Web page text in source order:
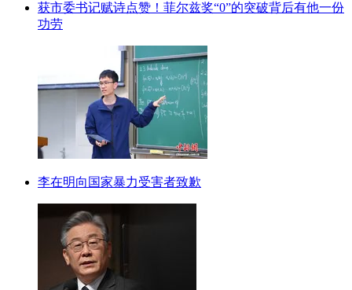
获市委书记赋诗点赞！菲尔兹奖“0”的突破背后有他一份
功劳
李在明向国家暴力受害者致歉